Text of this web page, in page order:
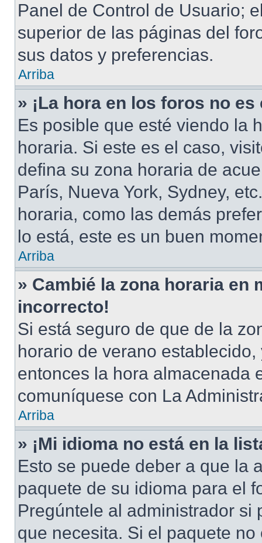
Panel de Control de Usuario;
superior de las páginas del
sus datos y preferencias.
Arriba
» ¡La hora en los foros no
Es posible que esté viendo la
horaria. Si este es el caso,
defina su zona horaria de
París, Nueva York, Sydney,
horaria, como las demás
lo está, este es un buen
Arriba
» Cambié la zona horaria en
incorrecto!
Si está seguro de que de la
horario de verano
entonces la hora almacenada
comuníquese con La
Arriba
» ¡Mi idioma no está en la
Esto se puede deber a que la
paquete de su idioma para el
Pregúntele al administrador si
que necesita. Si el paquete